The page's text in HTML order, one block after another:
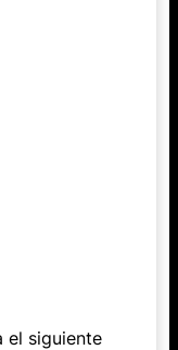
el siguiente